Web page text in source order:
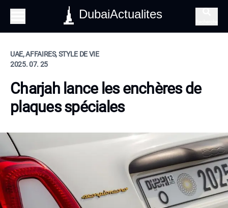
DubaiActualites
UAE, AFFAIRES, STYLE DE VIE
2025. 07. 25
Charjah lance les enchères de
plaques spéciales